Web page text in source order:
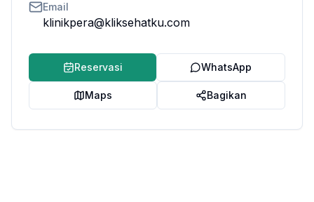
Email
klinikpera@kliksehatku.com
Reservasi WhatsApp
Maps Bagikan